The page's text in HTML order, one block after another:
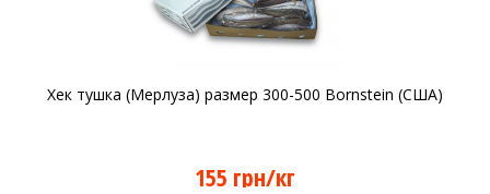
Хек тушка (Мерлуза) размер 300-500 Bornstein (США)
155 грн/кг